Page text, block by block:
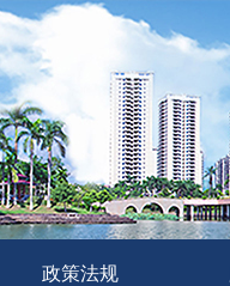
政策法规